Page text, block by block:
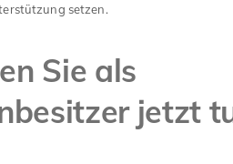
setzen.
Sie als
jetzt